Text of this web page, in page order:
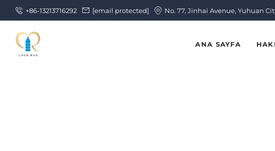
+86-13213716292 [email protected] No. 77, Jinhai Avenue, Yuhuan
ANA SAYFA